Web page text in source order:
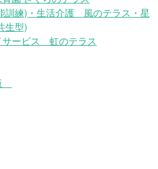
訓練)・生活介護 風のテラス・星
生型)
サービス 虹のテラス